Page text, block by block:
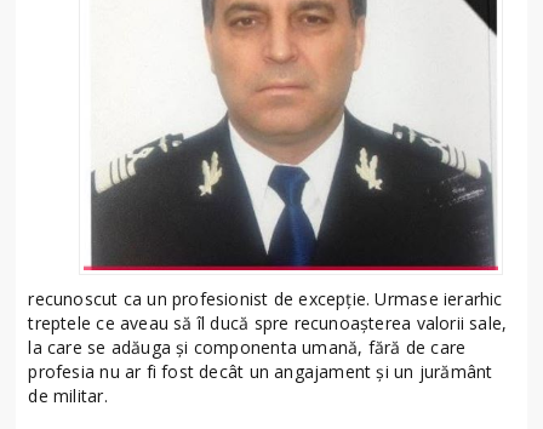
recunoscut ca un profesionist de excepție. Urmase ierarhic
treptele ce aveau să îl ducă spre recunoașterea valorii sale,
la care se adăuga și componenta umană, fără de care
profesia nu ar fi fost decât un angajament și un jurământ
de militar.